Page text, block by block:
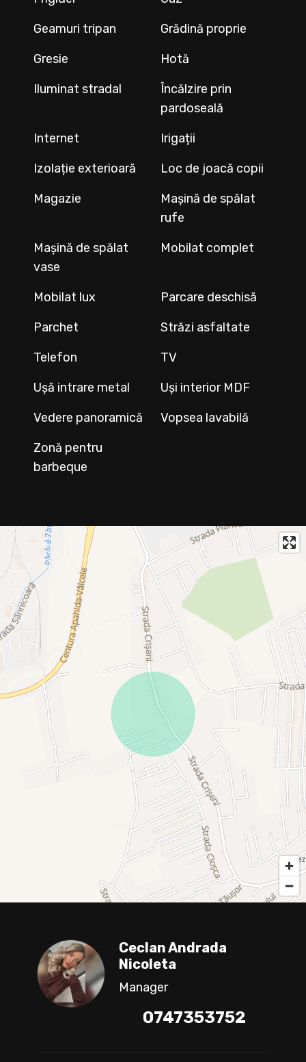
Geamuri tripan
Grădină proprie
Gresie
Hotă
Iluminat stradal
Încălzire prin
pardoseală
Internet
Irigații
Izolație exterioară
Loc de joacă copii
Magazie
Mașină de spălat
rufe
Mașină de spălat
vase
Mobilat complet
Mobilat lux
Parcare deschisă
Parchet
Străzi asfaltate
Telefon
TV
Ușă intrare metal
Uși interior MDF
Vedere panoramică
Vopsea lavabilă
Zonă pentru
barbeque
Ceclan Andrada
Nicoleta
Manager
0747353752